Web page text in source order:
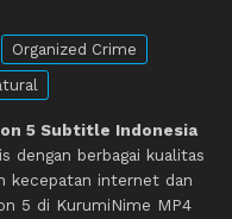
Organized Crime
5 Subtitle Indonesia
dengan berbagai kualitas
kecepatan internet dan
5 di KurumiNime MP4